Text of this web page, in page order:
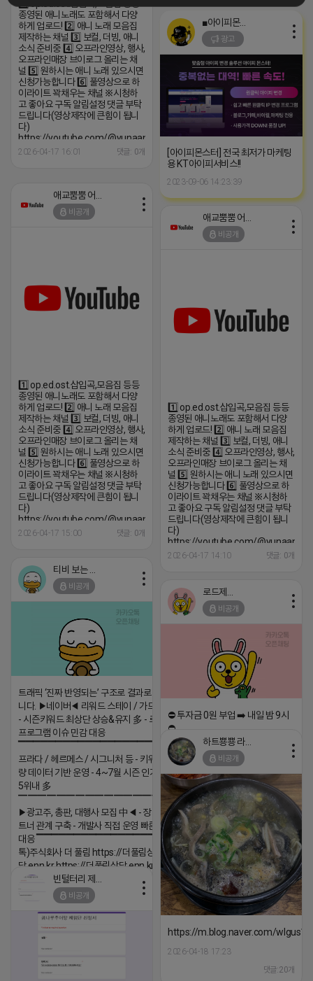
종영된 애니노래도 포함해서 다양
하게 업로드! 2️⃣ 애니 노래 모음집
제작하는 채널 3️⃣ 보컬, 더빙, 애니
소식 준비중 4️⃣ 오프라인영상, 행사,
오프라인매장 브이로그 올리는 채
널 5️⃣ 원하시는 애니 노래 있으시면
신청가능합니다 6️⃣ 풀영상으로 하
이라이트 꽉채우는 채널 ※시청하
고 좋아요 구독 알림설정 댓글 부탁
드립니다(영상제작에 큰힘이 됩니
다)
https://youtube.com/@yunaanimation?
si=1q_QihwQFHRuOIIk
2026-04-17 16:01 댓글: 0개
■아이피몬스터■
광고
[아이피몬스터] 전국 최저가 마케팅
용 KT아이피서비스!!
2023-09-06 14:23:39
비공개
1️⃣ op.ed.ost.삽입곡,모음집 등등
종영된 애니노래도 포함해서 다양
하게 업로드! 2️⃣ 애니 노래 모음집
제작하는 채널 3️⃣ 보컬, 더빙, 애니
소식 준비중 4️⃣ 오프라인영상, 행사,
오프라인매장 브이로그 올리는 채
널 5️⃣ 원하시는 애니 노래 있으시면
신청가능합니다 6️⃣ 풀영상으로 하
이라이트 꽉채우는 채널 ※시청하
고 좋아요 구독 알림설정 댓글 부탁
드립니다(영상제작에 큰힘이 됩니
다)
https://youtube.com/@yunaanimation?
si=1q_QihwQFHRuOIIk
2026-04-17 15:00 댓글: 0개
비공개
1️⃣ op.ed.ost.삽입곡,모음집 등등
종영된 애니노래도 포함해서 다양
하게 업로드! 2️⃣ 애니 노래 모음집
제작하는 채널 3️⃣ 보컬, 더빙, 애니
소식 준비중 4️⃣ 오프라인영상, 행사,
오프라인매장 브이로그 올리는 채
널 5️⃣ 원하시는 애니 노래 있으시면
신청가능합니다 6️⃣ 풀영상으로 하
이라이트 꽉채우는 채널 ※시청하
고 좋아요 구독 알림설정 댓글 부탁
드립니다(영상제작에 큰힘이 됩니
다)
https://youtube.com/
si=1q_QihwQFHRuOIIk
2026-04-17 14:10 댓글: 0개
비공개
트래픽 ‘진짜 반영되는’ 구조로 결과로 보여드립
니다. ▶네이버◀ 리워드 스테이 / 가드 / 자몽 등
- 시즌키워드 최상단 상승&유지 多 - 로직변화,
프로그램 이슈 민감 대응
▔▔▔▔▔▔▔▔▔▔▔▔▔▔▔▔▔▔ ▶쿠팡◀
프라다 / 헤르메스 / 시그니처 등 - 키워드 검색
량 데이터 기반 운영 - 4~7월 시즌 인기 키워드
5위내 多
▔▔▔▔▔▔▔▔▔▔▔▔▔▔▔▔▔▔
▶광고주, 총판, 대행사 모집 中◀ - 장기 협업 파
트너 관계 구축 - 개발사 직접 운영 빠른 피드백
대응 ▔▔▔▔▔▔▔▔▔▔▔▔▔▔▔▔▔▔ (카
톡)주식회사 더 풀림 https://더풀림상
담.enn.kr https://더풀림상담.enn.kr
2026-04-18 17:26
비공개
⛔️ 투자금 0원 부업 ➡️ 내일 밤 9시
⛔️
2026-04-18 17:23
하트뿅뿅 라이언
비공개
https://m.blog.naver.com/
2026-04-18 17:23
댓글:20개
비공개